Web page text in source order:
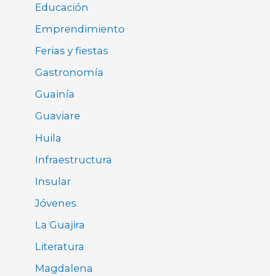
Educación
Emprendimiento
Ferias y fiestas
Gastronomía
Guainía
Guaviare
Huila
Infraestructura
Insular
Jóvenes
La Guajira
Literatura
Magdalena